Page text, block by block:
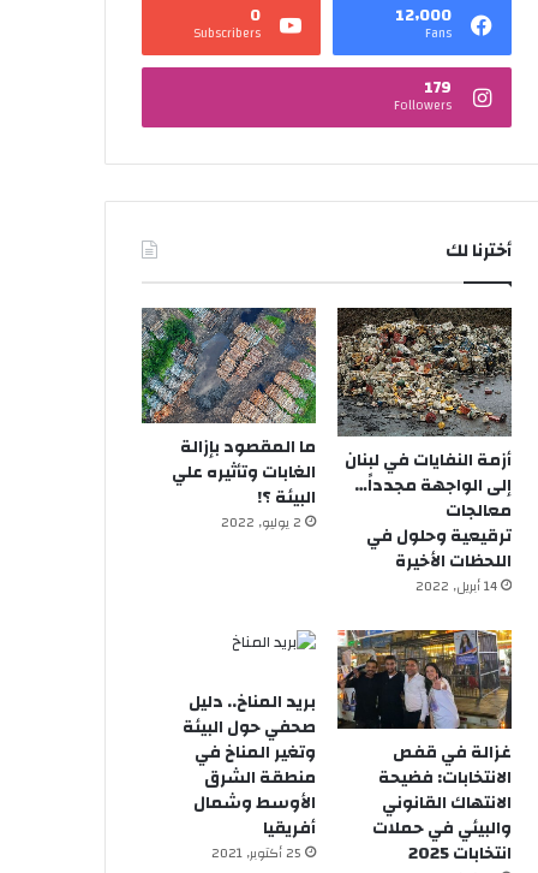
12٬000
Fans
0
Subscribers
179
Followers
أخترنا لك
أزمة النفايات في لبنان
إلى الواجهة مجدداً…
معالجات
ترقيعية وحلول في
اللحظات الأخيرة
14 أبريل, 2022
ما المقصود بإزالة
الغابات وتأثيره علي
البيئة ؟!
2 يوليو, 2022
غزالة في قفص
الانتخابات: فضيحة
الانتهاك القانوني
والبيئي في حملات
انتخابات 2025
بريد المناخ.. دليل
صحفي حول البيئة
وتغير المناخ في
منطقة الشرق
الأوسط وشمال
أفريقيا
25 أكتوبر, 2021